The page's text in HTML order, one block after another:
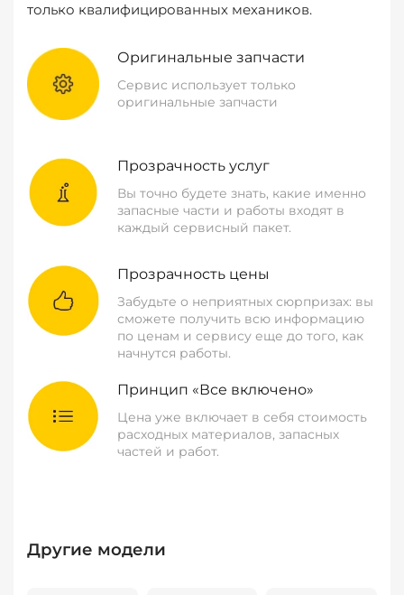
только квалифицированных механиков.
Оригинальные запчасти
Сервис использует только
оригинальные запчасти
Прозрачность услуг
Вы точно будете знать, какие именно
запасные части и работы входят в
каждый сервисный пакет.
Прозрачность цены
Забудьте о неприятных сюрпризах: вы
сможете получить всю информацию
по ценам и сервису еще до того, как
начнутся работы.
Принцип «Все включено»
Цена уже включает в себя стоимость
расходных материалов, запасных
частей и работ.
Другие модели